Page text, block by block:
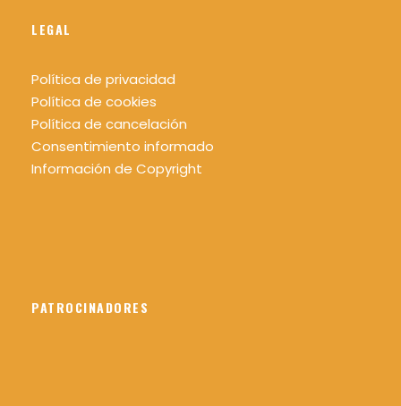
LEGAL
Política de privacidad
Política de cookies
Política de cancelación
Consentimiento informado
Información de Copyright
PATROCINADORES